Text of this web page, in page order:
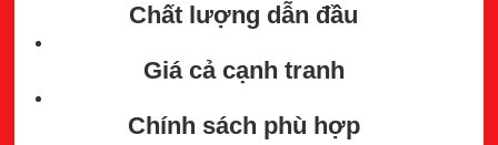
Chất lượng dẫn đầu
Giá cả cạnh tranh
Chính sách phù hợp